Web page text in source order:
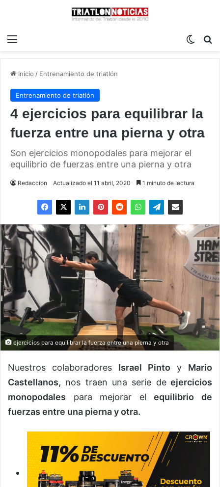
Inicio / Entrenamiento de triatlón
Entrenamiento de triatlón
4 ejercicios para equilibrar la
fuerza entre una pierna y otra
Son ejercicios monopodales para mejorar el
equilibrio de fuerzas entre una pierna y otra
Redaccion Actualizado el 11 abril, 2020 1 minuto de lectura
ejercicios para equilibrar la fuerza entre una pierna y otra
Nuestros colaboradores Israel Pinto y Mario
Castellanos, nos traen una serie deejercicios
monopodales para mejorar elequilibrio de
fuerzas entre una pierna y otra.